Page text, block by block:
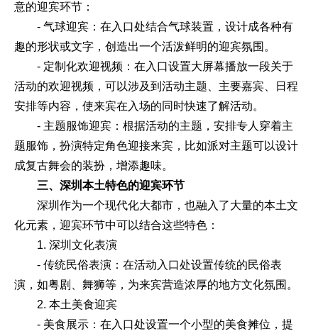
意的迎宾环节：
- 气球迎宾：在入口处结合气球装置，设计成各种有
趣的形状或文字，创造出一个活泼鲜明的迎宾氛围。
- 定制化欢迎视频：在入口设置大屏幕播放一段关于
活动的欢迎视频，可以涉及到活动主题、主要嘉宾、日程
安排等内容，使来宾在入场的同时快速了解活动。
- 主题服饰迎宾：根据活动的主题，安排专人穿着主
题服饰，扮演特定角色迎接来宾，比如派对主题可以设计
成复古舞会的装扮，增添趣味。
三、深圳本土特色的迎宾环节
深圳作为一个现代化大都市，也融入了大量的本土文
化元素，迎宾环节中可以结合这些特色：
1. 深圳文化表演
- 传统民俗表演：在活动入口处设置传统的民俗表
演，如粤剧、舞狮等，为来宾营造浓厚的地方文化氛围。
2. 本土美食迎宾
- 美食展示：在入口处设置一个小型的美食摊位，提